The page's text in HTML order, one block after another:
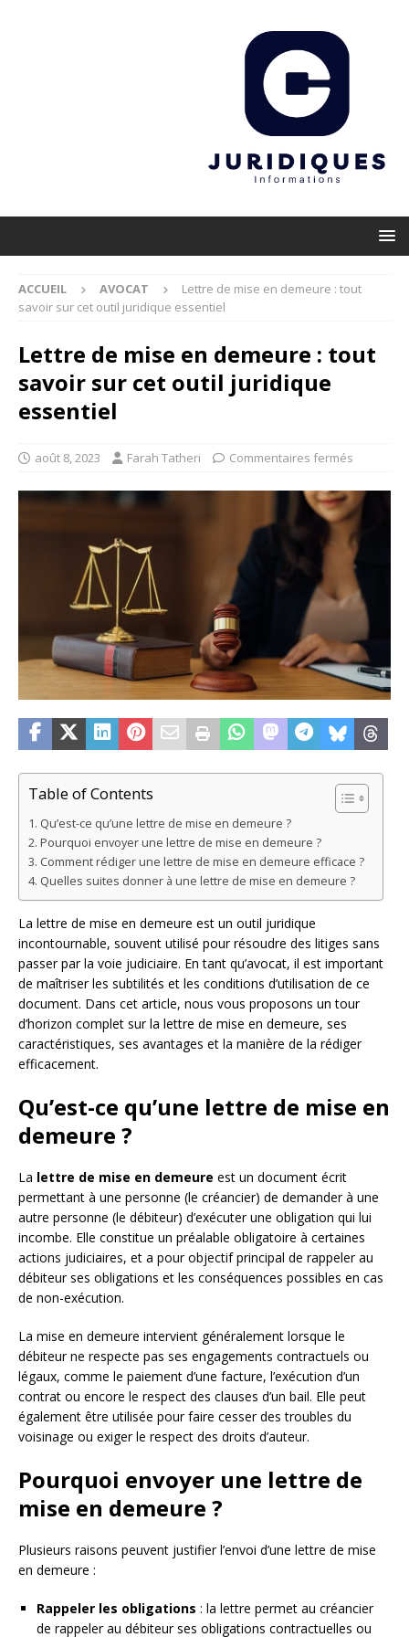
ACCUEIL AVOCAT
Lettre de mise en demeure : tout
savoir sur cet outil juridique essentiel
Lettre de mise en demeure : tout
savoir sur cet outil juridique
essentiel
août 8, 2023 Farah Tatheri Commentaires fermés
Table of Contents
Qu’est-ce qu’une lettre de mise en demeure ?
Pourquoi envoyer une lettre de mise en demeure ?
Comment rédiger une lettre de mise en demeure efficace ?
Quelles suites donner à une lettre de mise en demeure ?
La lettre de mise en demeure est un outil juridique
incontournable, souvent utilisé pour résoudre des litiges sans
passer par la voie judiciaire. En tant qu’avocat, il est important
de maîtriser les subtilités et les conditions d’utilisation de ce
document. Dans cet article, nous vous proposons un tour
d’horizon complet sur la lettre de mise en demeure, ses
caractéristiques, ses avantages et la manière de la rédiger
efficacement.
Qu’est-ce qu’une lettre de mise en
demeure ?
La lettre de mise en demeure est un document écrit
permettant à une personne (le créancier) de demander à une
autre personne (le débiteur) d’exécuter une obligation qui lui
incombe. Elle constitue un préalable obligatoire à certaines
actions judiciaires, et a pour objectif principal de rappeler au
débiteur ses obligations et les conséquences possibles en cas
de non-exécution.
La mise en demeure intervient généralement lorsque le
débiteur ne respecte pas ses engagements contractuels ou
légaux, comme le paiement d’une facture, l’exécution d’un
contrat ou encore le respect des clauses d’un bail. Elle peut
également être utilisée pour faire cesser des troubles du
voisinage ou exiger le respect des droits d’auteur.
Pourquoi envoyer une lettre de
mise en demeure ?
Plusieurs raisons peuvent justifier l’envoi d’une lettre de mise
en demeure :
Rappeler les obligations : la lettre permet au créancier
de rappeler au débiteur ses obligations contractuelles ou